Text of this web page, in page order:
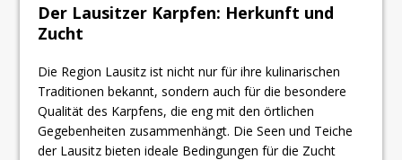
Der Lausitzer Karpfen: Herkunft und
Zucht
Die Region Lausitz ist nicht nur für ihre kulinarischen
Traditionen bekannt, sondern auch für die besondere
Qualität des Karpfens, die eng mit den örtlichen
Gegebenheiten zusammenhängt. Die Seen und Teiche
der Lausitz bieten ideale Bedingungen für die Zucht